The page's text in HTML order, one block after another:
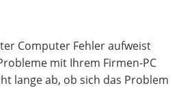
Computer Fehler aufweist
mit Ihrem Firmen-PC
lange ab, ob sich das Problem